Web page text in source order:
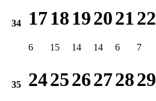
34 17
6
18
15
19
14
20
14
21
6
22
7
35 242526272829